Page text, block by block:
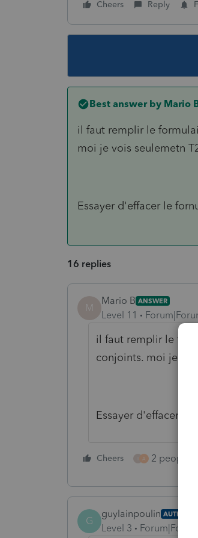
Cheers Reply
Best answer by Mario
il faut remplir le
moi je vois seulemetn
Essayer d'effacer le
16 replies
M
Mario B ANSWER
Level 11
il faut remplir le
conjoints. moi je
Essayer d'effacer le
Cheers A 2 people
G
guylainpoulin AUTHOR
Level 3